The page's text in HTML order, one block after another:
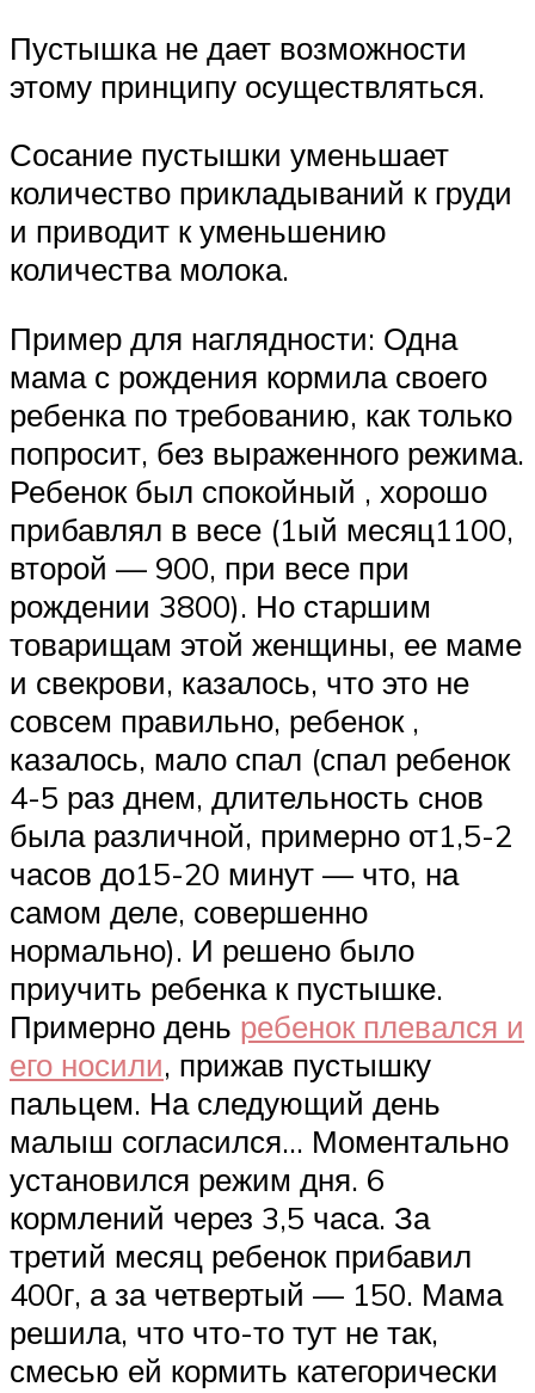
Пустышка не дает возможности
этому принципу осуществляться.
Сосание пустышки уменьшает
количество прикладываний к груди
и приводит к уменьшению
количества молока.
Пример для наглядности: Одна
мама с рождения кормила своего
ребенка по требованию, как только
попросит, без выраженного режима.
Ребенок был спокойный , хорошо
прибавлял в весе (1ый месяц1100,
второй — 900, при весе при
рождении 3800). Но старшим
товарищам этой женщины, ее маме
и свекрови, казалось, что это не
совсем правильно, ребенок ,
казалось, мало спал (спал ребенок
4-5 раз днем, длительность снов
была различной, примерно от1,5-2
часов до15-20 минут — что, на
самом деле, совершенно
нормально). И решено было
приучить ребенка к пустышке.
Примерно день ребенок плевался и
его носили, прижав пустышку
пальцем. На следующий день
малыш согласился… Моментально
установился режим дня. 6
кормлений через 3,5 часа. За
третий месяц ребенок прибавил
400г, а за четвертый — 150. Мама
решила, что что-то тут не так,
смесью ей кормить категорически